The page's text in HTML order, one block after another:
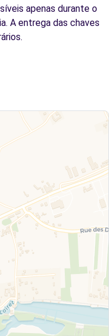
apenas durante o
A entrega das chaves